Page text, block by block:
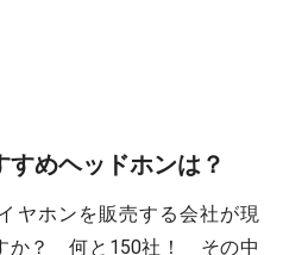
めヘッドホンは？
ヤホンを販売する会社が現
か？ 何と150社！ その中